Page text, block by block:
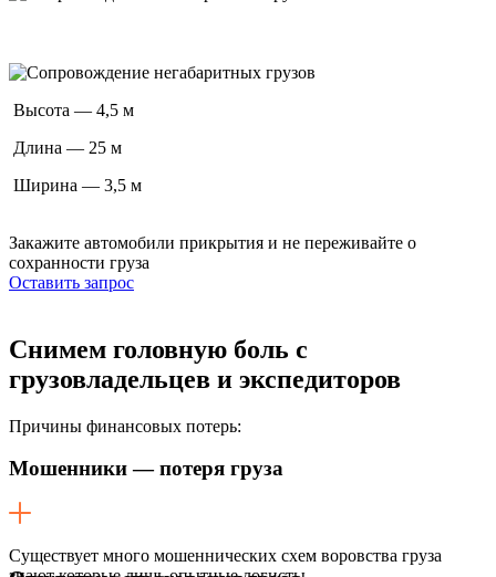
Высота — 4,5 м
Длина — 25 м
Ширина — 3,5 м
Закажите автомобили прикрытия и не переживайте о
сохранности груза
Оставить запрос
Снимем головную боль с
грузовладельцев и экспедиторов
Причины финансовых потерь:
Мошенники — потеря груза
Существует много мошеннических схем воровства груза